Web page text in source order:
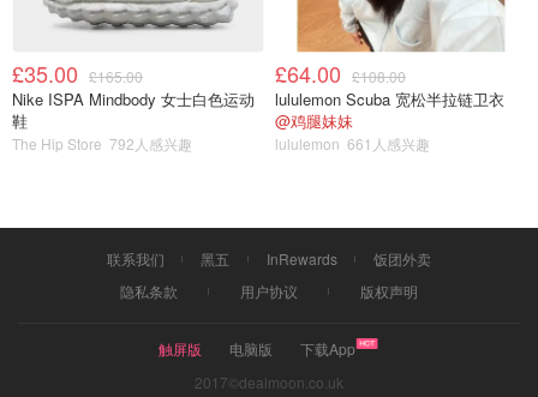
6⃣️继续拉伸
这个是不必须的 但我每天在前面一套运动结束后还是会跟
看到的然后自己来做一个一周挑战 我没有小红书就直接收
藏这个视频啦 看她做还挺有效的 我就也开始做了！不过这
个拉伸是只能改善线条不能减脂 我个人感觉光靠这几个动
£35.00 £165.00
Nike ISPA Mindbody 女士白色运动
鞋
The Hip Store 792人感兴趣
£64.00 £108.00
lululemon Scuba 宽松半拉链卫衣
@鸡腿妹妹
lululemon 661人感兴趣
联系我们 黑五 InRewards
饭团外卖
隐私条款
用户协议 版权声明
触屏版 电脑版
下载App
2017©dealmoon.co.uk